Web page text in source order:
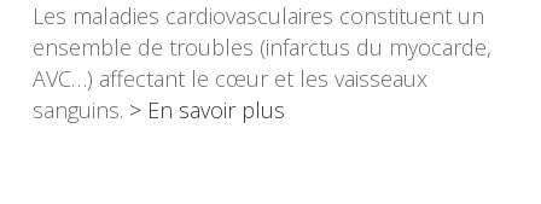
Les maladies cardiovasculaires constituent un
ensemble de troubles (infarctus du myocarde,
AVC…) affectant le cœur et les vaisseaux
sanguins. > En savoir plus